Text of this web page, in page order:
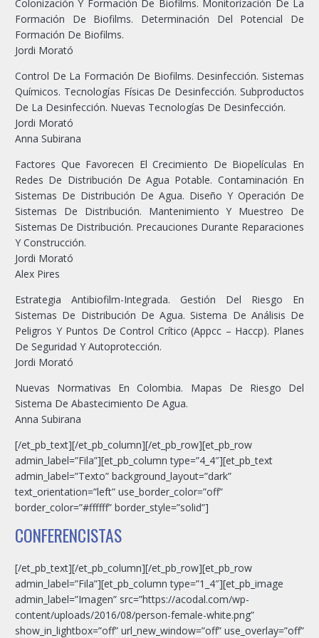
Colonización Y Formación De Biofilms. Monitorización De La
Formación De Biofilms. Determinación Del Potencial De
Formación De Biofilms.
Jordi Morató
Control De La Formación De Biofilms. Desinfección. Sistemas
Químicos. Tecnologías Físicas De Desinfección. Subproductos
De La Desinfección. Nuevas Tecnologías De Desinfección.
Jordi Morató
Anna Subirana
Factores Que Favorecen El Crecimiento De Biopelículas En
Redes De Distribución De Agua Potable. Contaminación En
Sistemas De Distribución De Agua. Diseño Y Operación De
Sistemas De Distribución. Mantenimiento Y Muestreo De
Sistemas De Distribución. Precauciones Durante Reparaciones
Y Construcción.
Jordi Morató
Alex Pires
Estrategia Antibiofilm-Integrada. Gestión Del Riesgo En
Sistemas De Distribución De Agua. Sistema De Análisis De
Peligros Y Puntos De Control Crítico (Appcc – Haccp). Planes
De Seguridad Y Autoprotección.
Jordi Morató
Nuevas Normativas En Colombia. Mapas De Riesgo Del
Sistema De Abastecimiento De Agua.
Anna Subirana
[/et_pb_text][/et_pb_column][/et_pb_row][et_pb_row
admin_label=”Fila”][et_pb_column type=”4_4″][et_pb_text
admin_label=”Texto” background_layout=”dark”
text_orientation=”left” use_border_color=”off”
border_color=”#ffffff” border_style=”solid”]
CONFERENCISTAS
[/et_pb_text][/et_pb_column][/et_pb_row][et_pb_row
admin_label=”Fila”][et_pb_column type=”1_4″][et_pb_image
admin_label=”Imagen” src=”https://acodal.com/wp-
content/uploads/2016/08/person-female-white.png”
show_in_lightbox=”off” url_new_window=”off” use_overlay=”off”